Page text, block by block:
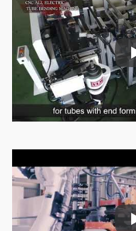
خلية عمل الانحناء التلقائي
خلية عمل الانحناء التلقائي